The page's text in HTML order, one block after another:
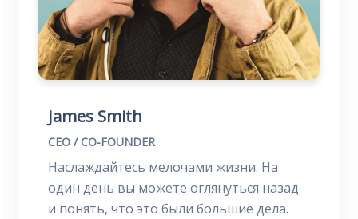
James Smith
CEO / CO-FOUNDER
Наслаждайтесь мелочами жизни. На
один день вы можете оглянуться назад
и понять, что это были большие дела.